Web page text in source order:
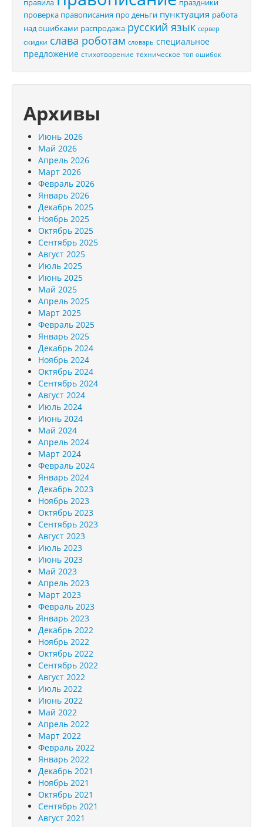
правила
праздники
проверка правописания про деньги пунктуация работа
над ошибками распродажа русский язык сервер
скидки слава роботам словарь специальное
предложение стихотворение техническое топ ошибок
Архивы
Июнь 2026
Май 2026
Апрель 2026
Март 2026
Февраль 2026
Январь 2026
Декабрь 2025
Ноябрь 2025
Октябрь 2025
Сентябрь 2025
Август 2025
Июль 2025
Июнь 2025
Май 2025
Апрель 2025
Март 2025
Февраль 2025
Январь 2025
Декабрь 2024
Ноябрь 2024
Октябрь 2024
Сентябрь 2024
Август 2024
Июль 2024
Июнь 2024
Май 2024
Апрель 2024
Март 2024
Февраль 2024
Январь 2024
Декабрь 2023
Ноябрь 2023
Октябрь 2023
Сентябрь 2023
Август 2023
Июль 2023
Июнь 2023
Май 2023
Апрель 2023
Март 2023
Февраль 2023
Январь 2023
Декабрь 2022
Ноябрь 2022
Октябрь 2022
Сентябрь 2022
Август 2022
Июль 2022
Июнь 2022
Май 2022
Апрель 2022
Март 2022
Февраль 2022
Январь 2022
Декабрь 2021
Ноябрь 2021
Октябрь 2021
Сентябрь 2021
Август 2021